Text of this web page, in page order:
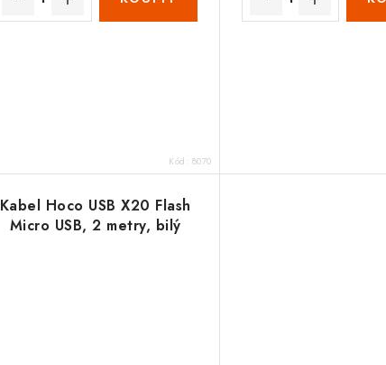
Kód: 8070
Kabel Hoco USB X20 Flash
Micro USB, 2 metry, bilý